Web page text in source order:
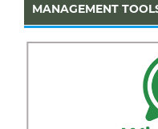
MANAGEMENT